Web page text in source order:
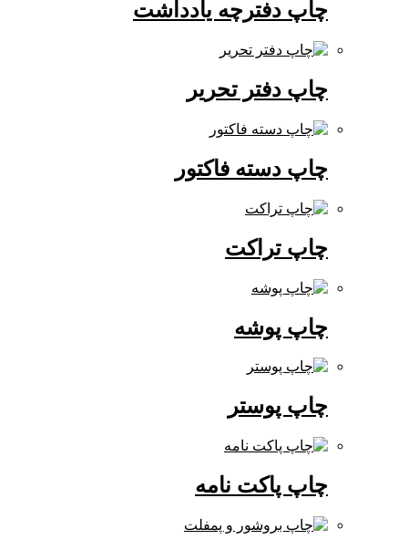
چاپ دفترچه یادداشت
چاپ دفتر تحریر
چاپ دسته فاکتور
چاپ تراکت
چاپ پوشه
چاپ پوستر
چاپ پاکت نامه